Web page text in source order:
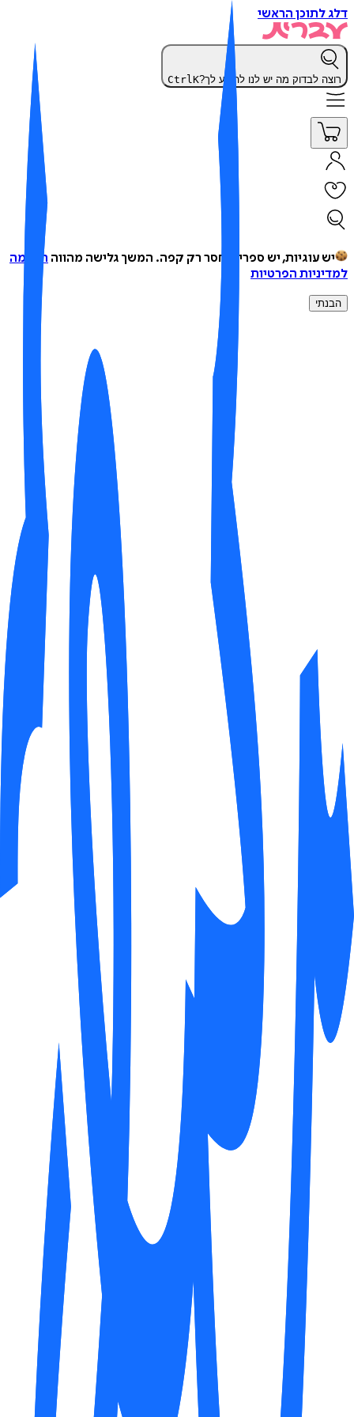
לתוכן הראשי
לבדוק מה יש לנו להציע לך? CtrlK
יש עוגיות, יש ספרים, חסר רק קפה.המשך גלישה מהווההסכמה
הפרטיות